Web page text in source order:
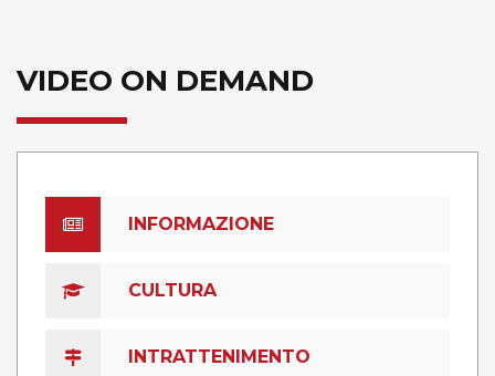
VIDEO ON DEMAND
INFORMAZIONE
CULTURA
INTRATTENIMENTO